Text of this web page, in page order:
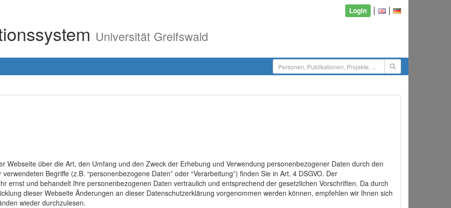
Login | |
Universität Greifswald
Webseite über die Art, den Umfang und den Zweck der Erhebung und Verwendung personenbezogener Daten durch den
Begriffe (z.B. “personenbezogene Daten” oder “Verarbeitung”) finden Sie in Art. 4 DSGVO. Der
ernst und behandelt Ihre personenbezogenen Daten vertraulich und entsprechend der gesetzlichen Vorschriften. Da durch
dieser Webseite Änderungen an dieser Datenschutzerklärung vorgenommen werden können, empfehlen wir Ihnen sich
wieder durchzulesen.